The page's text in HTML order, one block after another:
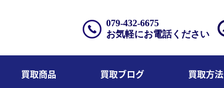
079-432-6675
お気軽にお電話ください
買取商品 買取ブログ 買取方法